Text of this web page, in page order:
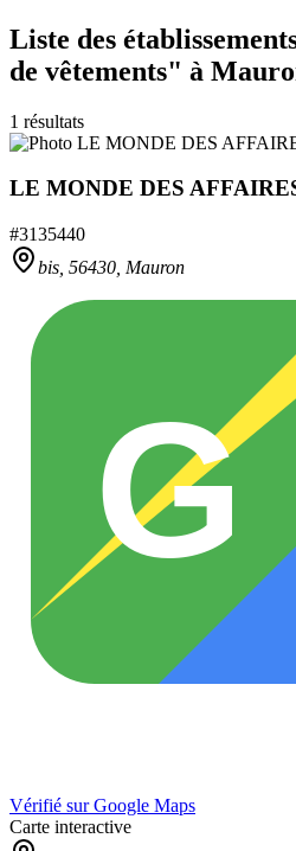
Liste des
de vêtements" à
1 résultats
LE MONDE DES
#3135440
bis, 56430 Mauron
G
Vérifié sur Google Maps
Carte interactive